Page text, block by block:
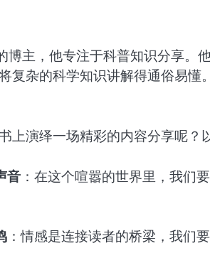
博主，他专注于科普知识分享
复杂的科学知识讲解得通俗易
上演绎一场精彩的内容分享呢？
音 ：在这个喧嚣的世界里，我们
：情感是连接读者的桥梁，我们